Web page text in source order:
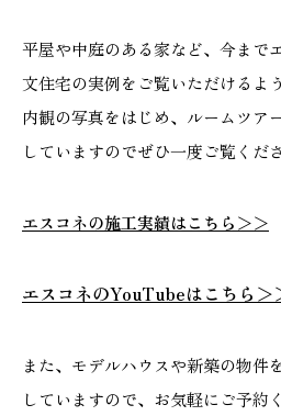
平屋や中庭のある家など、今まで
文住宅の実例をご覧いただけるよ
内観の写真をはじめ、ルームツア
していますのでぜひ一度ご覧くだ
エスコネの施工実績はこちら＞＞
エスコネのYouTubeはこちら＞
また、モデルハウスや新築の物件
していますので、お気軽にご予約